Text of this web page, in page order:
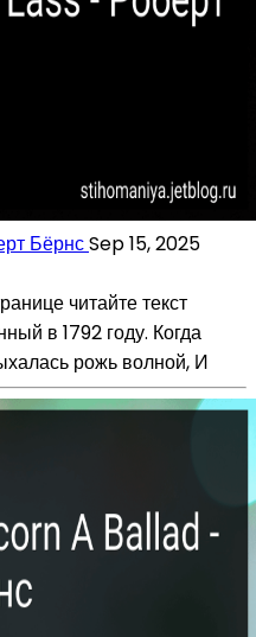
БёрнсSep 15, 2025
читайте текст
в 1792 году. Когда
рожь волной, И